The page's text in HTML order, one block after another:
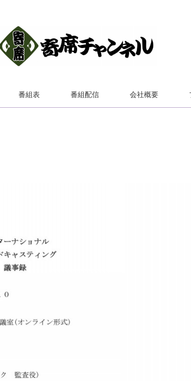
番組表 番組配信 会社概要